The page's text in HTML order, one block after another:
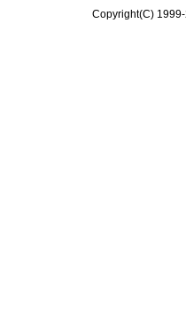
Copyright(C)